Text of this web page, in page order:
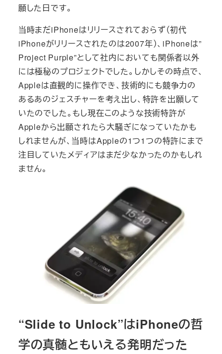
願した日です。
当時まだiPhoneはリリースされておらず（初代
iPhoneがリリースされたのは2007年）、iPhoneは”
Project Purple”として社内においても関係者以外
には極秘のプロジェクトでした。しかしその時点で、
Appleは直観的に操作でき、技術的にも競争力の
あるあのジェスチャーを考え出し、特許を出願して
いたのでした。もし現在このような技術特許が
Appleから出願されたら大騒ぎになっていたかも
しれませんが、当時はAppleの1つ1つの特許にまで
注目していたメディアはまだ少なかったのかもしれ
ません。
“Slide to Unlock”はiPhoneの哲
学の真髄ともいえる発明だった